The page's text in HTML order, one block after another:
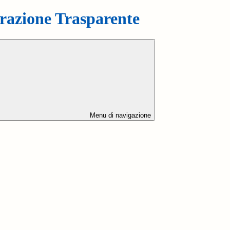
Trasparente
Menu di navigazione